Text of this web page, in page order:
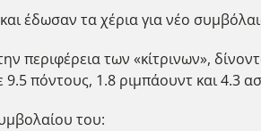
έδωσαν τα χέρια για νέο
περιφέρεια των «κίτρινων»,
πόντους, 1.8 ριμπάουντ και 4.3
του: